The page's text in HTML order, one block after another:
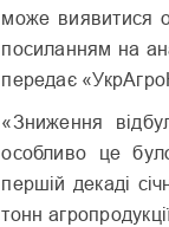
може виявитися
посиланням на
передає
«Зниження
особливо це
першій декаді
тонн